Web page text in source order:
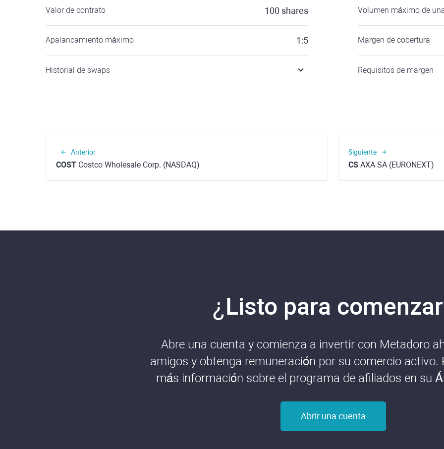
Valor de contrato 100 shares
Apalancamiento máximo 1:5
Historial de swaps
Volumen máximo de
Margen de cobertura
Requisitos de margen
Anterior
COST Costco Wholesale Corp. (NASDAQ)
Siguiente
CS AXA SA (EURONEXT)
¿Listo para
Abre una cuenta y comienza a invertir con Metadoro
amigos y obtenga remuneración por su comercio activo.
más información sobre el programa de afiliados en su
Abrir una cuenta